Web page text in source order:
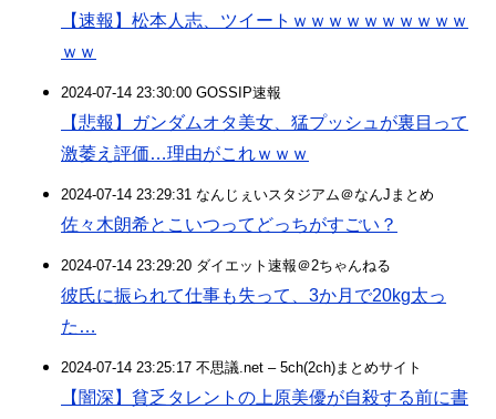
【速報】松本人志、ツイートｗｗｗｗｗｗｗｗｗｗ
ｗｗ
2024-07-14 23:30:00 GOSSIP速報
【悲報】ガンダムオタ美女、猛プッシュが裏目って
激萎え評価…理由がこれｗｗｗ
2024-07-14 23:29:31 なんじぇいスタジアム＠なんJまとめ
佐々木朗希とこいつってどっちがすごい？
2024-07-14 23:29:20 ダイエット速報＠2ちゃんねる
彼氏に振られて仕事も失って、3か月で20kg太っ
た…
2024-07-14 23:25:17 不思議.net – 5ch(2ch)まとめサイト
【闇深】貧乏タレントの上原美優が自殺する前に書